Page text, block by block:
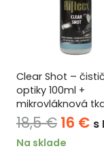
Clear Shot – čistič
optiky 100ml +
mikrovláknová
18,5€
cena
16 € s
Na sklade